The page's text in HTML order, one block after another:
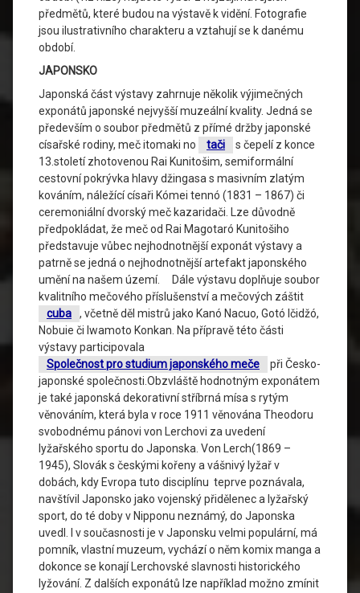
předmětů, které budou na výstavě k vidění. Fotografie
jsou ilustrativního charakteru a vztahují se k danému
období.
JAPONSKO
Japonská část výstavy zahrnuje několik výjimečných
exponátů japonské nejvyšší muzeální kvality. Jedná se
především o soubor předmětů z přímé držby japonské
císařské rodiny, meč itomaki no
tači
s čepelí z konce
13.století zhotovenou Rai Kunitošim, semiformální
cestovní pokrývka hlavy džingasa s masivním zlatým
kováním, náležící císaři Kómei tennó (1831 – 1867) či
ceremoniální dvorský meč kazaridači. Lze důvodně
předpokládat, že meč od Rai Magotaró Kunitošiho
představuje vůbec nejhodnotnější exponát výstavy a
patrně se jedná o nejhodnotnější artefakt japonského
umění na našem území. Dále výstavu doplňuje soubor
kvalitního mečového příslušenství a mečových záštit
cuba
, včetně děl mistrů jako Kanó Nacuo, Gotó Ičidžó,
Nobuie či Iwamoto Konkan. Na přípravě této části
výstavy participovala
Společnost pro studium japonského meče
při Česko-
japonské společnosti.Obzvláště hodnotným exponátem
je také japonská dekorativní stříbrná mísa s rytým
věnováním, která byla v roce 1911 věnována Theodoru
svobodnému pánovi von Lerchovi za uvedení
lyžařského sportu do Japonska. Von Lerch(1869 –
1945), Slovák s českými kořeny a vášnivý lyžař v
dobách, kdy Evropa tuto disciplínu teprve poznávala,
navštívil Japonsko jako vojenský přidělenec a lyžařský
sport, do té doby v Nipponu neznámý, do Japonska
uvedl. I v současnosti je v Japonsku velmi populární, má
pomník, vlastní muzeum, vychází o něm komix manga a
dokonce se konají Lerchovské slavnosti historického
lyžování. Z dalších exponátů lze například možno zmínit